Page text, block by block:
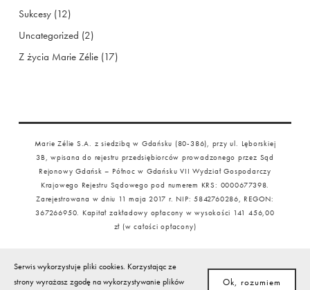
Sukcesy(12)
Uncategorized (2)
Z życia Marie Zélie(17)
Marie Zélie S.A. z siedzibą w Gdańsku (80-386), przy ul. Lęborskiej
3B, wpisana do rejestru przedsiębiorców prowadzonego przez Sąd
Rejonowy Gdańsk – Północ w Gdańsku VII Wydział Gospodarczy
Krajowego Rejestru Sądowego pod numerem KRS: 0000677398.
Zarejestrowana w dniu 11 maja 2017 r. NIP: 5842760286, REGON:
367266950. Kapitał zakładowy opłacony w wysokości 141 456,00
zł (w całości opłacony)
Serwis wykorzystuje pliki cookies. Korzystając ze
strony wyrażasz zgodę na wykorzystywanie plików
Ok, rozumiem